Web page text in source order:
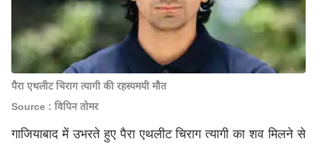
पैरा एथलीट चिराग त्यागी की रहस्यमयी मौत
Source : विपिन तोमर
गाजियाबाद में उभरते हुए पैरा एथलीट चिराग त्यागी का शव मिलने से